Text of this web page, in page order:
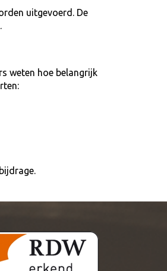
uitgevoerd. De
weten hoe belangrijk